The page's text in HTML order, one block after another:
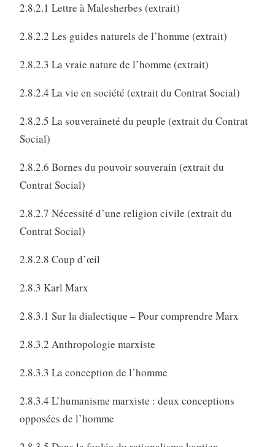
2.8.2.1 Lettre à Malesherbes (extrait)
2.8.2.2 Les guides naturels de l’homme (extrait)
2.8.2.3 La vraie nature de l’homme (extrait)
2.8.2.4 La vie en société (extrait du Contrat Social)
2.8.2.5 La souveraineté du peuple (extrait du Contrat
Social)
2.8.2.6 Bornes du pouvoir souverain (extrait du
Contrat Social)
2.8.2.7 Nécessité d’une religion civile (extrait du
Contrat Social)
2.8.2.8 Coup d’œil
2.8.3 Karl Marx
2.8.3.1 Sur la dialectique – Pour comprendre Marx
2.8.3.2 Anthropologie marxiste
2.8.3.3 La conception de l’homme
2.8.3.4 L’humanisme marxiste : deux conceptions
opposées de l’homme